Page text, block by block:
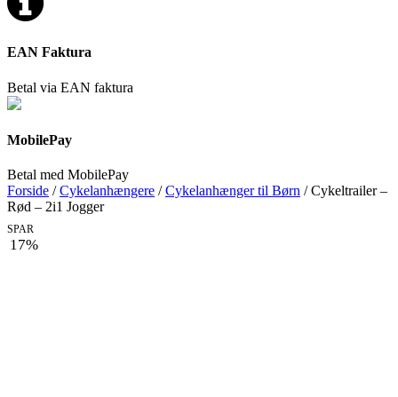
EAN Faktura
Betal via EAN faktura
MobilePay
Betal med MobilePay
Forside /Cykelanhængere /Cykelanhænger til Børn / Cykeltrailer –
Rød – 2i1 Jogger
SPAR
17%